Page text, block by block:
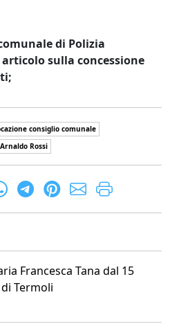
di Polizia
sulla concessione
consiglio comunale
Rossi
Francesca Tana dal 15
Termoli